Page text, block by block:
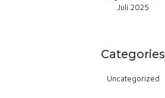
Juli 2025
Categories
Uncategorized